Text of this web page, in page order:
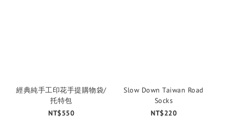
經典純手工印花手提購物袋/
托特包
NT$550
Slow Down Taiwan Road
Socks
NT$220